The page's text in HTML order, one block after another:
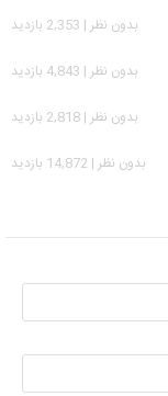
بدون نظر | 2,353 بازدید
بدون نظر | 4,843 بازدید
بدون نظر | 2,818 بازدید
بدون نظر | 14,872 بازدید